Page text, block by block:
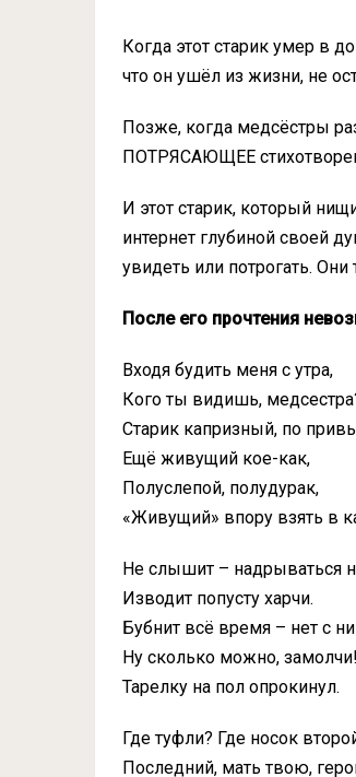
Когда этот старик умер в
что он ушёл из жизни, не
Позже, когда медсёстры
ПОТРЯСАЮЩЕЕ
И этот старик, который
интернет глубиной своей
увидеть или потрогать.
После его прочтения
Входя будить меня с утра,
Кого ты видишь,
Старик капризный, по
Ещё живущий кое-как,
Полуслепой, полудурак,
«Живущий» впору взять в
Не слышит – надрываться
Изводит попусту харчи.
Бубнит всё время – нет с
Ну сколько можно, замолчи!
Тарелку на пол опрокинул.
Где туфли? Где носок
Последний, мать твою,